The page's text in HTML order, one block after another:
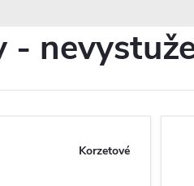
-
Korzetové